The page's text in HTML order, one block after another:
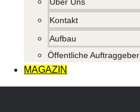
Kontakt
Aufbau
Öffentliche Auftraggeber
MAGAZIN